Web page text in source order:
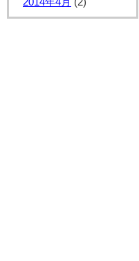
2014年4月 (2)